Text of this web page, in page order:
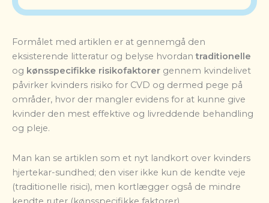
Formålet med artiklen er at gennemgå den
eksisterende litteratur og belyse hvordantraditionelle
og kønsspecifikke risikofaktorer gennem kvindelivet
påvirker kvinders risiko for CVD og dermed pege på
områder, hvor der mangler evidens for at kunne give
kvinder den mest effektive og livreddende behandling
og pleje.
Man kan se artiklen som et nyt landkort over kvinders
hjertekar-sundhed; den viser ikke kun de kendte veje
(traditionelle risici), men kortlægger også de mindre